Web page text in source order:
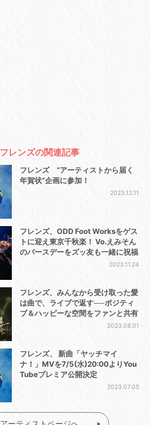
フレンズの関連記事
フレンズ “アーティストから届く
年賀状”企画に参加！
2023.12.11
フレンズ、ODD Foot Worksをゲス
トに迎え東京千秋楽！ Vo.えみそん
のバースデーをズッ友も一緒に祝福
2023.11.24
フレンズ、みんなから受け取った愛
は曲で、ライブで返す──ポジティ
ブ＆ハッピーな空間をファンと共有
2023.08.01
フレンズ、 新曲「ヤッチマイ
ナ！」MVを7/5(水)20:00よりYou
Tubeプレミア公開決定
2023.07.05